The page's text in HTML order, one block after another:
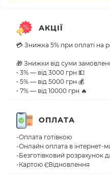
АКЦІЇ
💳 Знижка 5% при оплаті на
🎁 Знижки від суми
• 3% — від 3000 грн 💵
• 5% — від 5000 грн 💰
• 7% — від 10000 грн 🔥
ОПЛАТА
-Оплата готівкою
-Онлайн оплата в інтернет-
-Безготівковий розрахунок
-Картою ЄВідновлення